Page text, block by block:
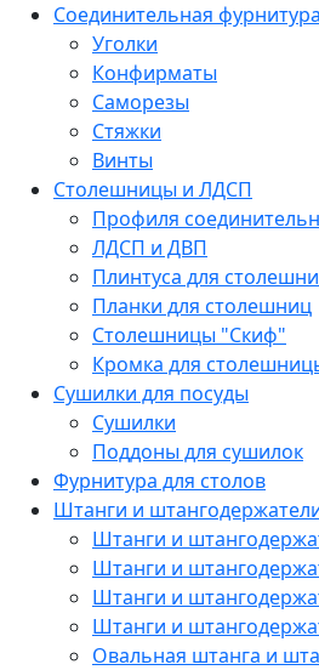
Соединительная фурнитура
Уголки
Конфирматы
Саморезы
Стяжки
Винты
Столешницы и ЛДСП
Профиля
ЛДСП и ДВП
Плинтуса для
Планки для столешниц
Столешницы "Скиф"
Кромка для
Сушилки для посуды
Сушилки
Поддоны для сушилок
Фурнитура для столов
Штанги и
Штанги и
Штанги и
Штанги и
Штанги и
Овальная штанга и